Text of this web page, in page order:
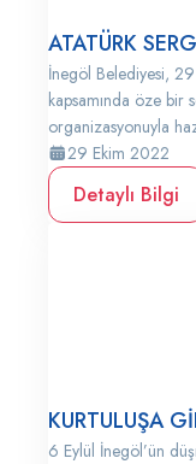
ATATÜRK
İnegöl Belediyesi,
kapsamında öze bir
organizasyonuyla
29 Ekim 2022
Detaylı Bilgi
KURTULUŞA
6 Eylül İnegöl’ün